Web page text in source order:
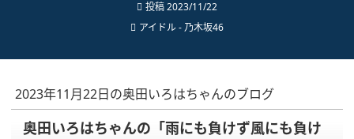
投稿2023/11/22
アイドル - 乃木坂46
2023年11月22日の奥田いろはちゃんのブログ
奥田いろはちゃんの「雨にも負けず風にも負け